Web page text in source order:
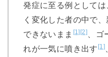
発症に至る例として
く変化した者の中で
できないまま [1] [2]
、
れが一気に噴き出す [1]